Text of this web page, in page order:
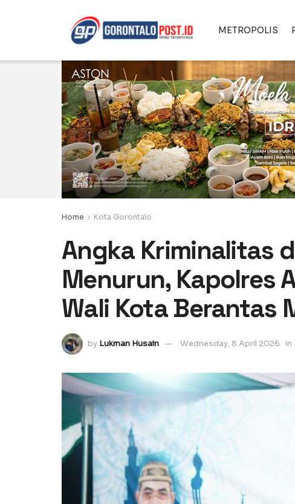
METROPOLIS
Home Kota Gorontalo
Angka Kriminalitas
Menurun, Kapolres
Wali Kota Berantas
by Lukman Husain Wednesday, 8 April 2026 in